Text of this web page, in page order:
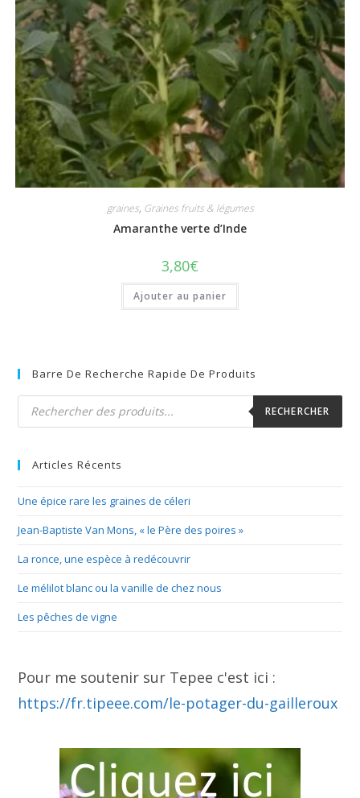
graines, Graines fruits & légumes
Amaranthe verte d’Inde
3,80€
Ajouter au panier
Barre De Recherche Rapide De Produits
Recherche
produits
RECHERCHER
Articles Récents
Une épice rare les graines de céleri
Jean-Baptiste Van Mons, « le Père des poires »
La ronce, une espèce à redécouvrir
Le mélilot blanc ou la vanille de chez nous
Les pêches de vigne
Pour me soutenir sur Tepee c'est ici :
https://fr.tipeee.com/le-potager-du-gailleroux